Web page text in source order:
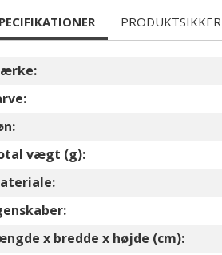
vægt (g):
x bredde x højde (cm):